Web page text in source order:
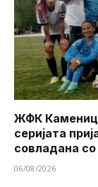
ЖФК
серијата
совладана
06/08/2026